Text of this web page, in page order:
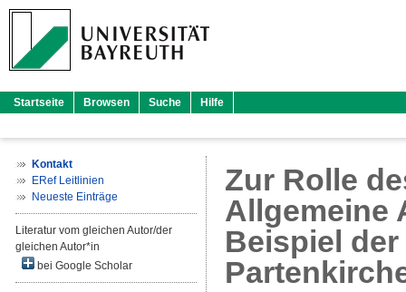
Startseite Browsen Suche Hilfe
Kontakt
ERef Leitlinien
Neueste Einträge
Literatur vom gleichen Autor/der
gleichen Autor*in
bei Google Scholar
Zur Rolle
Allgemeine
Beispiel